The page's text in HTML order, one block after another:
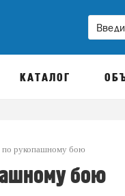
КАТАЛОГ
по рукопашному бою
бою